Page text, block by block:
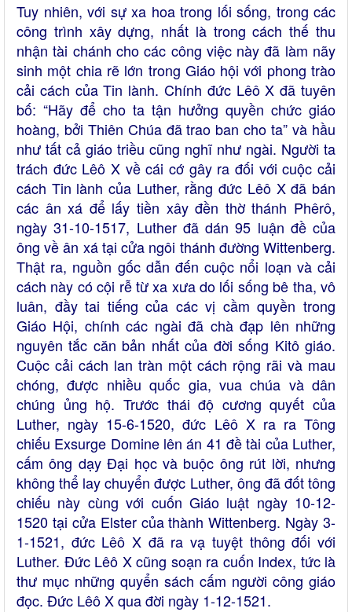
Tuy nhiên, với sự xa hoa trong lối sống, trong các
công trình xây dựng, nhất là trong cách thế thu
nhận tài chánh cho các công việc này đã làm nãy
sinh một chia rẽ lớn trong Giáo hội với phong trào
cải cách của Tin lành. Chính đức Lêô X đã tuyên
bố: “Hãy để cho ta tận hưởng quyền chức giáo
hoàng, bởi Thiên Chúa đã trao ban cho ta” và hầu
như tất cả giáo triều cũng nghĩ như ngài. Người ta
trách đức Lêô X về cái cớ gây ra đối với cuộc cải
cách Tin lành của Luther, rằng đức Lêô X đã bán
các ân xá để lấy tiền xây đền thờ thánh Phêrô,
ngày 31-10-1517, Luther đã dán 95 luận đề của
ông về ân xá tại cửa ngôi thánh đường Wittenberg.
Thật ra, nguồn gốc dẫn đến cuộc nổi loạn và cải
cách này có cội rễ từ xa xưa do lối sống bê tha, vô
luân, đầy tai tiếng của các vị cầm quyền trong
Giáo Hội, chính các ngài đã chà đạp lên những
nguyên tắc căn bản nhất của đời sống Kitô giáo.
Cuộc cải cách lan tràn một cách rộng rãi và mau
chóng, được nhiều quốc gia, vua chúa và dân
chúng ủng hộ. Trước thái độ cương quyết của
Luther, ngày 15-6-1520, đức Lêô X ra ra Tông
chiếu Exsurge Domine lên án 41 đề tài của Luther,
cấm ông dạy Đại học và buộc ông rút lời, nhưng
không thể lay chuyển được Luther, ông đã đốt tông
chiếu này cùng với cuốn Giáo luật ngày 10-12-
1520 tại cửa Elster của thành Wittenberg. Ngày 3-
1-1521, đức Lêô X đã ra vạ tuyệt thông đối với
Luther. Đức Lêô X cũng soạn ra cuốn Index, tức là
thư mục những quyển sách cấm người công giáo
đọc. Đức Lêô X qua đời ngày 1-12-1521.